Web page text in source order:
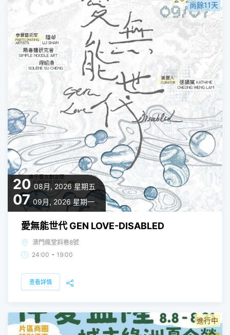
20 08月, 2026 星期五
07 09月, 2026 星期一
尚餘11天
愛無能世代 GEN LOVE-DISABLED
澳門瘋堂斜巷8號
24:00 - 19:00
查看詳情
進行中